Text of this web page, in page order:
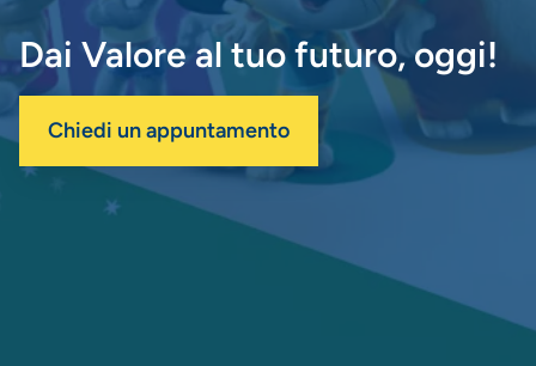
Dai Valore al tuo futuro, oggi!
Chiedi un appuntamento